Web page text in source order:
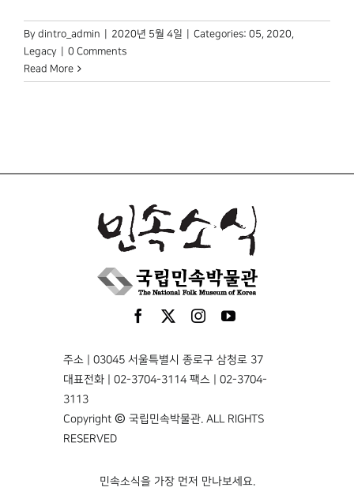
By dintro_admin 2020년 5월 4일 Categories: 05, 2020,
Legacy
0 Comments
Read More
주소 | 03045 서울특별시 종로구 삼청로 37
대표전화 | 02-3704-3114 팩스 | 02-3704-
3113
Copyright © 국립민속박물관. ALL RIGHTS
RESERVED
민속소식을 가장 먼저 만나보세요.